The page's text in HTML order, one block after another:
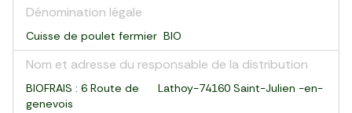
Dénomination légale
Cuisse de poulet fermier BIO
Nom et adresse du responsable de la distribution
BIOFRAIS : 6 Route de Lathoy-74160 Saint-Julien -en-
genevois